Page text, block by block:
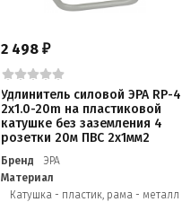
2 498₽
Удлинитель силовой ЭРА RP-
2x1.0-20m на пластиковой
катушке без заземления 4
розетки 20м ПВС 2х1мм2
Бренд
ЭРА
Материал
Катушка - пластик, рама - металл